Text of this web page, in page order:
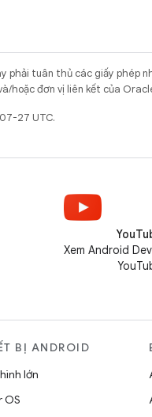
phải tuân thủ các giấy phép
hoặc đơn vị liên kết của
27 UTC.
Xem Android
BỊ ANDROID
lớn
OS